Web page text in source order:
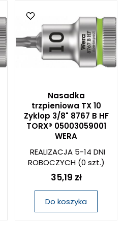
Nasadka
trzpieniowa TX 10
Zyklop 3/8" 8767 B HF
TORX® 05003059001
WERA
REALIZACJA 5-14 DNI
ROBOCZYCH(0 szt.)
35,19 zł
Do koszyka